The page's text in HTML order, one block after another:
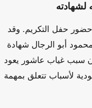
حفل التكريم. وقد
أبو الرجال شهادة
سبب غياب عاشور يعود
لأسباب تتعلق بمهمة